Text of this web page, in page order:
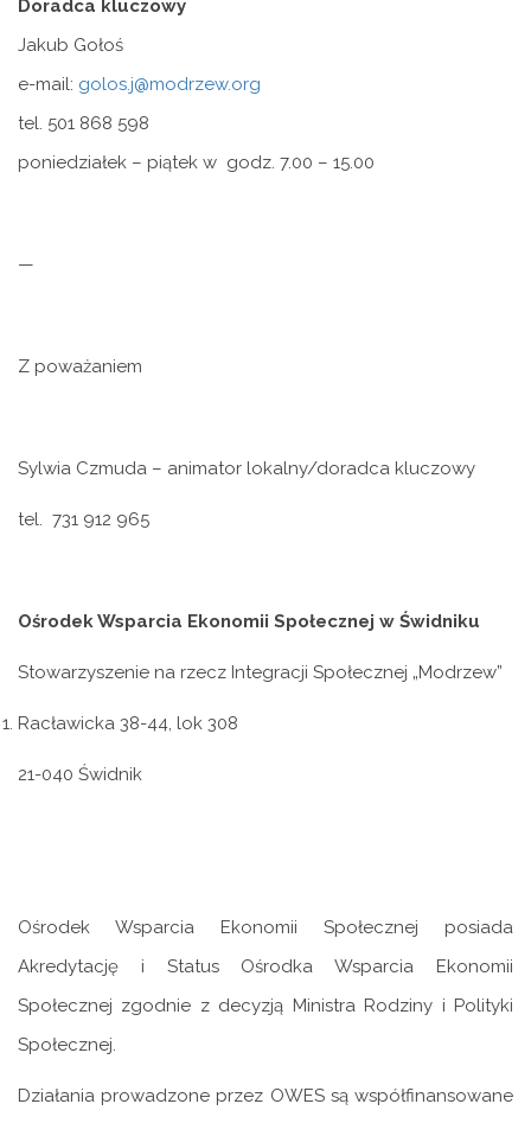
Doradca kluczowy
Jakub Gołoś
e-mail: golos.j@modrzew.org
tel. 501 868 598
poniedziałek – piątek w godz. 7.00 – 15.00
—
Z poważaniem
Sylwia Czmuda – animator lokalny/doradca kluczowy
tel. 731 912 965
Ośrodek Wsparcia Ekonomii Społecznej w Świdniku
Stowarzyszenie na rzecz Integracji Społecznej „Modrzew”
Racławicka 38-44, lok 308
21-040 Świdnik
Ośrodek Wsparcia Ekonomii Społecznej posiada
Akredytację i Status Ośrodka Wsparcia Ekonomii
Społecznej zgodnie z decyzją Ministra Rodziny i Polityki
Społecznej.
Działania prowadzone przez OWES są współfinansowane